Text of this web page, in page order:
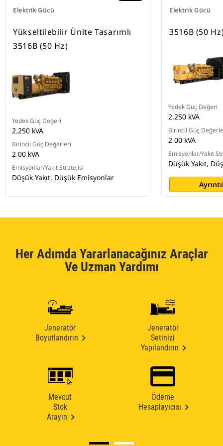
Elektrik Gücü
Yükseltilebilir Ünite Tasarımlı
3516B (50 Hz)
Yedek Güç Değeri
2.250 kVA
Birincil Güç Değerleri
2 00 kVA
Emisyonlar/Yakıt Stratejisi
Düşük Yakıt, Düşük Emisyonlar
Elektrik Gücü
3516B (50
Yedek Güç Değeri
2.250 kVA
Birincil Güç
2 00 kVA
Emisyonlar/Yakıt
Düşük Yakıt,
Her Adımda Yararlanacağınız Araçlar
Ve Uzman Yardımı
Jeneratör
Boyutlandırın
Jeneratör
Setinizi
Yapılandırın
Mevcut
Stok
Arayın
Ödeme
Hesaplayıcısı